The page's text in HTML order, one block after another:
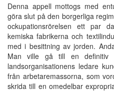
Denna appell mottogs med
göra slut på den borgerliga
ockupationsrörelsen ett par
kemiska fabrikerna och
med i besittning av jorden.
Man ville gå till en definitiv
landsorganisationens ledare
från arbetaremassorna, som
skrida till en omedelbar